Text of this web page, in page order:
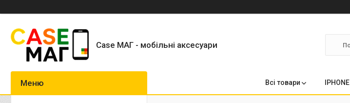
Case МАГ - мобільні аксесуари
Всі товари IPHONE